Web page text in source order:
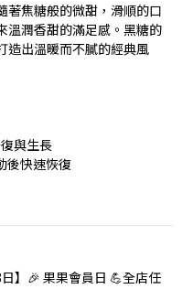
著焦糖般的微甜，滑順的口
溫潤香甜的滿足感。黑糖的
造出溫暖而不膩的經典風
與生長
後快速恢復
】🎉 果果會員日 💪全店任